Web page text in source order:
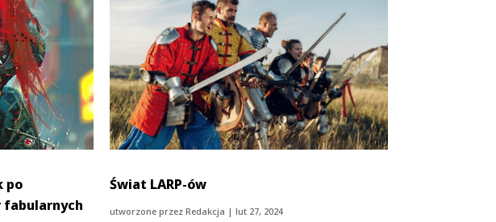
po
Świat LARP-ów
utworzone przez Redakcja | lut 27, 2024